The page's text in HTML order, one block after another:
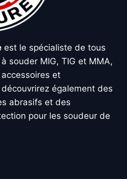
est le spécialiste de tous
souder MIG, TIG et MMA,
et
également des
abrasifs et des
pour les soudeur de